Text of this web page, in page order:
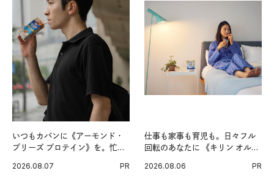
いつもカバンに《アーモンド・
ブリーズ プロテイン》を。忙し
グ習慣。
2026.08.07 PR
仕事も家事も育児も。日々フル
回転のあなたに 《キリン オルニ
2026.08.06 PR